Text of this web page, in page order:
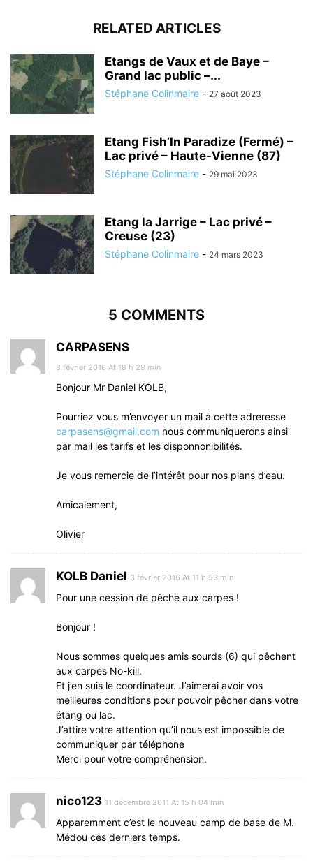
RELATED ARTICLES
Etangs de Vaux et de Baye –
Grand lac public –...
Stéphane Colinmaire - 27 août 2023
Etang Fish’In Paradize (Fermé) –
Lac privé – Haute-Vienne (87)
Stéphane Colinmaire - 29 mai 2023
Etang la Jarrige – Lac privé –
Creuse (23)
Stéphane Colinmaire - 24 mars 2023
5 COMMENTS
CARPASENS
8 février 2016 At 18 h 28 min
Bonjour Mr Daniel KOLB,
Pourriez vous m’envoyer un mail à cette adreresse
carpasens@gmail.com nous communiquerons ainsi
par mail les tarifs et les disponnonibilités.
Je vous remercie de l’intérêt pour nos plans d’eau.
Amicalement,
Olivier
KOLB Daniel 3 février 2016 At 11 h 53 min
Pour une cession de pêche aux carpes !
Bonjour !
Nous sommes quelques amis sourds (6) qui pêchent
aux carpes No-kill.
Et j’en suis le coordinateur. J’aimerai avoir vos
meilleures conditions pour pouvoir pêcher dans votre
étang ou lac.
J’attire votre attention qu’il nous est impossible de
communiquer par téléphone
Merci pour votre compréhension.
nico123 11 décembre 2011 At 15 h 04 min
Apparemment c’est le nouveau camp de base de M.
Médou ces derniers temps.